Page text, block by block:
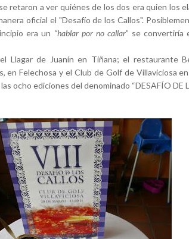
retaron a ver quiénes de los dos era quien los
oficial el "Desafío de los Callos".
era un “hablar por no callar” se convertiría
Llagar de Juanín en Tiñana; el restaurante
en Felechosa y el Club de Golf de Villaviciosa
ocho ediciones del denominado “DESAFÍO DE